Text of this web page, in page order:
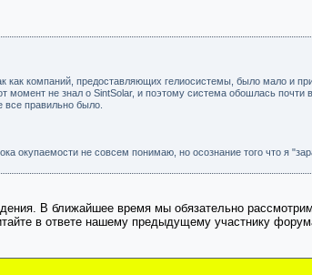
компаний, предоставляющих гелиосистемы, было мало и
момент не знал о SintSolar, и поэтому система обошлась
все правильно было.
окупаемости не совсем понимаю, но осознание того что я
В ближайшее время мы обязательно рассмотрим
в ответе нашему предыдущему участнику